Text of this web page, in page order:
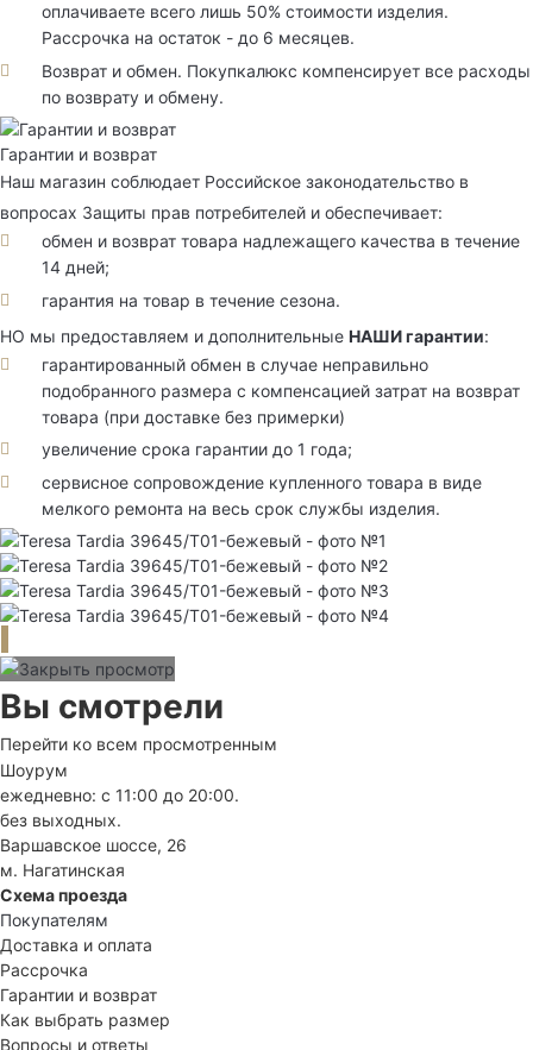
оплачиваете всего лишь 50% стоимости изделия.
Рассрочка на остаток - до 6 месяцев.
Возврат и обмен. Покупкалюкс компенсирует все расходы
по возврату и обмену.
Гарантии и возврат
Наш магазин соблюдает Российское законодательство в
вопросах Защиты прав потребителей и обеспечивает:
обмен и возврат товара надлежащего качества в течение
14 дней;
гарантия на товар в течение сезона.
НО мы предоставляем и дополнительные НАШИ гарантии:
гарантированный обмен в случае неправильно
подобранного размера с компенсацией затрат на возврат
товара (при доставке без примерки)
увеличение срока гарантии до 1 года;
сервисное сопровождение купленного товара в виде
мелкого ремонта на весь срок службы изделия.
Вы смотрели
Перейти ко всем просмотренным
Шоурум
ежедневно: с 11:00 до 20:00.
без выходных.
Варшавское шоссе, 26
м. Нагатинская
Схема проезда
Покупателям
Доставка и оплата
Рассрочка
Гарантии и возврат
Как выбрать размер
Вопросы и ответы